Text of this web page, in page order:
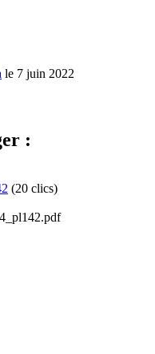
le 7 juin 2022
:
(20 clics)